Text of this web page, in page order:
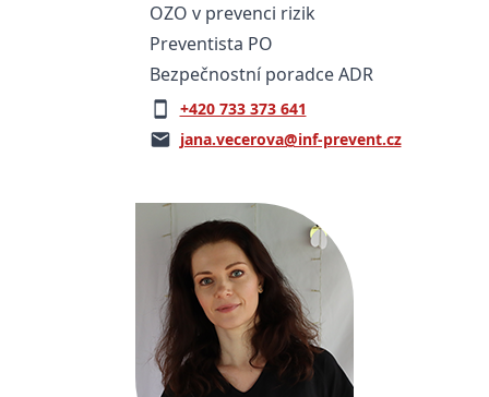
OZO v prevenci rizik
Preventista PO
Bezpečnostní poradce ADR
+420 733 373 641
jana.vecerova@inf-prevent.cz